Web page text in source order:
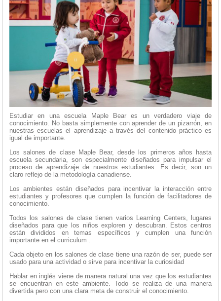
Estudiar en una escuela Maple Bear es un verdadero viaje de
conocimiento. No basta simplemente con aprender de un pizarrón, en
nuestras escuelas el aprendizaje a través del contenido práctico es
igual de importante.
Los salones de clase Maple Bear, desde los primeros años hasta
escuela secundaria, son especialmente diseñados para impulsar el
proceso de aprendizaje de nuestros estudiantes. Es decir, son un
claro reflejo de la metodología canadiense.
Los ambientes están diseñados para incentivar la interacción entre
estudiantes y profesores que cumplen la función de facilitadores de
conocimiento.
Todos los salones de clase tienen varios Learning Centers, lugares
diseñados para que los niños exploren y descubran. Estos centros
están divididos en temas específicos y cumplen una función
importante en el curriculum .
Cada objeto en los salones de clase tiene una razón de ser, puede ser
usado para una actividad o sirve para incentivar la curiosidad
Hablar en inglés viene de manera natural una vez que los estudiantes
se encuentran en este ambiente. Todo se realiza de una manera
divertida pero con una clara meta de construir el conocimiento.